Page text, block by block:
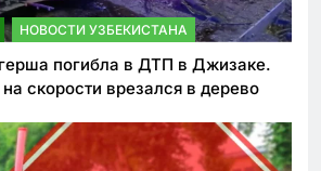
НОВОСТИ УЗБЕКИСТАНА
погибла в ДТП в Джизаке.
скорости врезался в дерево